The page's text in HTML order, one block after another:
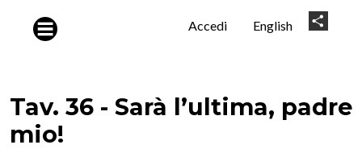
User
Accedi English
Tav. 36 - Sarà l’ultima, padre
mio!